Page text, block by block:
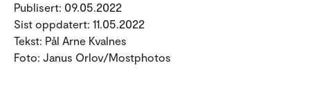
Publisert: 09.05.2022
Sist oppdatert: 11.05.2022
Tekst: Pål Arne Kvalnes
Foto: Janus Orlov/Mostphotos